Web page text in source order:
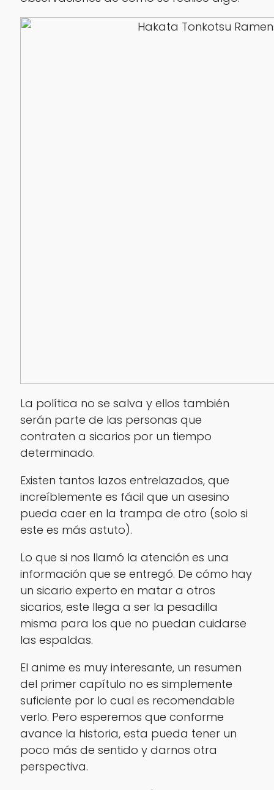
La política no se salva y ellos también
serán parte de las personas que
contraten a sicarios por un tiempo
determinado.
Existen tantos lazos entrelazados, que
increíblemente es fácil que un asesino
pueda caer en la trampa de otro (solo si
este es más astuto).
Lo que si nos llamó la atención es una
información que se entregó. De cómo hay
un sicario experto en matar a otros
sicarios, este llega a ser la pesadilla
misma para los que no puedan cuidarse
las espaldas.
El anime es muy interesante, un resumen
del primer capítulo no es simplemente
suficiente por lo cual es recomendable
verlo. Pero esperemos que conforme
avance la historia, esta pueda tener un
poco más de sentido y darnos otra
perspectiva.